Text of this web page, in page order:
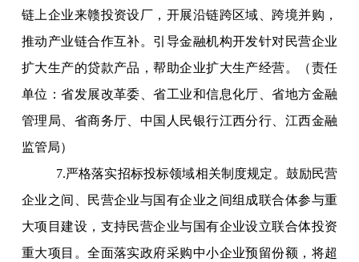
链上企业来赣投资设厂，开展沿链跨区域、跨境并购，
推动产业链合作互补。引导金融机构开发针对民营企业
扩大生产的贷款产品，帮助企业扩大生产经营。（责任
单位：省发展改革委、省工业和信息化厅、省地方金融
管理局、省商务厅、中国人民银行江西分行、江西金融
监管局）
7.严格落实招标投标领域相关制度规定。鼓励民营
企业之间、民营企业与国有企业之间组成联合体参与重
大项目建设，支持民营企业与国有企业设立联合体投资
重大项目。全面落实政府采购中小企业预留份额，将超